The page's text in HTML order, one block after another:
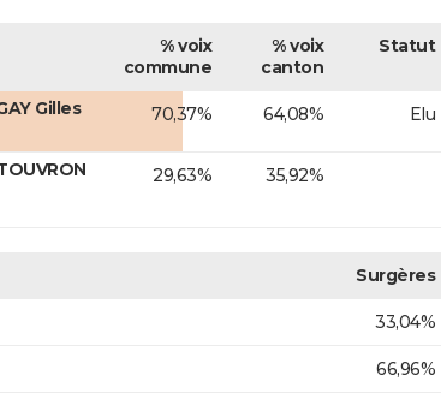
% voix
commune
% voix
canton
Statut
Gilles 70,37% 64,08% Elu
29,63% 35,92%
Surgères
33,04%
66,96%